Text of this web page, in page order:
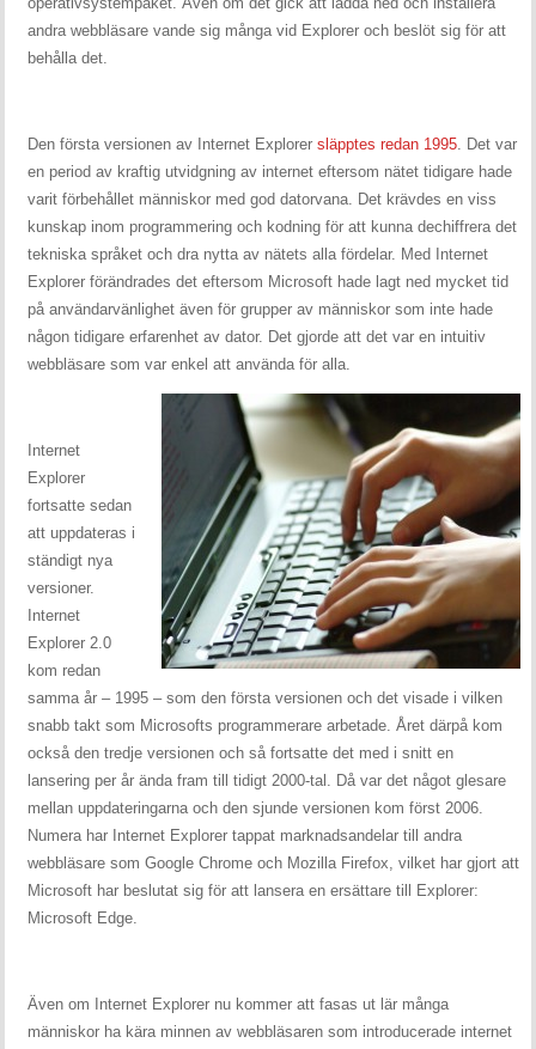
andra webbläsare vande sig många vid Explorer och beslöt sig för att
behålla det.
Den första versionen av Internet Explorersläpptes redan 1995. Det var
en period av kraftig utvidgning av internet eftersom nätet tidigare hade
varit förbehållet människor med god datorvana. Det krävdes en viss
kunskap inom programmering och kodning för att kunna dechiffrera det
tekniska språket och dra nytta av nätets alla fördelar. Med Internet
Explorer förändrades det eftersom Microsoft hade lagt ned mycket tid
på användarvänlighet även för grupper av människor som inte hade
någon tidigare erfarenhet av dator. Det gjorde att det var en intuitiv
webbläsare som var enkel att använda för alla.
Internet
Explorer
fortsatte sedan
att uppdateras i
ständigt nya
versioner.
Internet
Explorer 2.0
kom redan
samma år – 1995 – som den första versionen och det visade i vilken
snabb takt som Microsofts programmerare arbetade. Året därpå kom
också den tredje versionen och så fortsatte det med i snitt en
lansering per år ända fram till tidigt 2000-tal. Då var det något glesare
mellan uppdateringarna och den sjunde versionen kom först 2006.
Numera har Internet Explorer tappat marknadsandelar till andra
webbläsare som Google Chrome och Mozilla Firefox, vilket har gjort att
Microsoft har beslutat sig för att lansera en ersättare till Explorer:
Microsoft Edge.
Även om Internet Explorer nu kommer att fasas ut lär många
människor ha kära minnen av webbläsaren som introducerade internet